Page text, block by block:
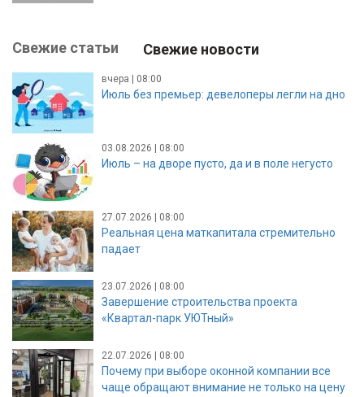
Свежие статьи Свежие новости
вчера | 08:00
Июль без премьер: девелоперы легли на дно
03.08.2026 | 08:00
Июль – на дворе пусто, да и в поле негусто
27.07.2026 | 08:00
Реальная цена маткапитала стремительно
падает
23.07.2026 | 08:00
Завершение строительства проекта
«Квартал-парк УЮТный»
22.07.2026 | 08:00
Почему при выборе оконной компании все
чаще обращают внимание не только на цену